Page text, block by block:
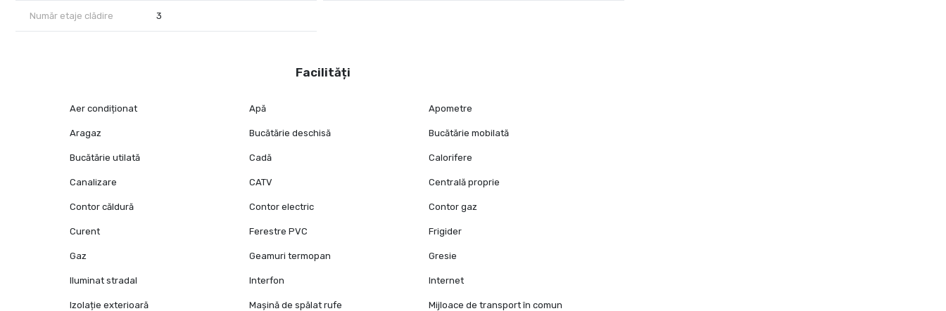
Număr etaje clădire 3
Facilități
Aer condiționat Apă Apometre
Aragaz Bucătărie deschisă Bucătărie mobilată
Bucătărie utilată Cadă Calorifere
Canalizare CATV Centrală proprie
Contor căldură Contor electric Contor gaz
Curent Ferestre PVC Frigider
Gaz Geamuri termopan Gresie
Iluminat stradal Interfon Internet
Izolație exterioară Mașină de spălat rufe Mijloace de transport în comun